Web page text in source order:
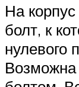
На
болт, к
нулевого
Возможна